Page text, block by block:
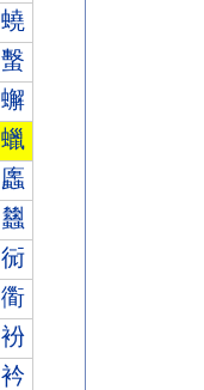
蟯
蟿
蠏
蠟
蠯
蠿
衏
衟
衯
衿